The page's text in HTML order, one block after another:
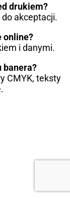
drukiem?
akceptacji.
online?
i danymi.
banera?
CMYK, teksty